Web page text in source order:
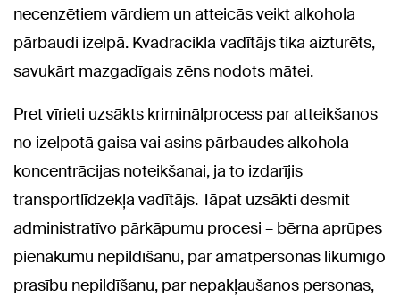
necenzētiem vārdiem un atteicās veikt alkohola
pārbaudi izelpā. Kvadracikla vadītājs tika aizturēts,
savukārt mazgadīgais zēns nodots mātei.
Pret vīrieti uzsākts kriminālprocess par atteikšanos
no izelpotā gaisa vai asins pārbaudes alkohola
koncentrācijas noteikšanai, ja to izdarījis
transportlīdzekļa vadītājs. Tāpat uzsākti desmit
administratīvo pārkāpumu procesi – bērna aprūpes
pienākumu nepildīšanu, par amatpersonas likumīgo
prasību nepildīšanu, par nepakļaušanos personas,